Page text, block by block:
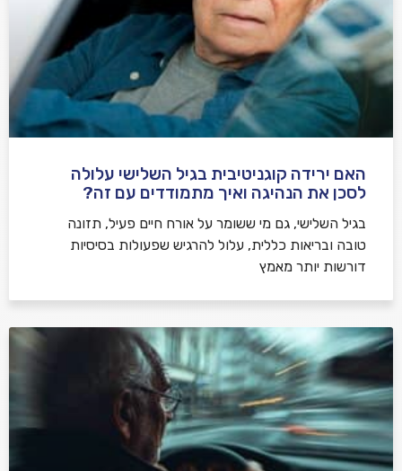
האם ירידה קוגניטיבית בגיל השלישי עלולה
לסכן את הנהיגה ואיך מתמודדים עם זה?
בגיל השלישי, גם מי ששומר על אורח חיים פעיל, תזונה
טובה ובריאות כללית, עלול להרגיש שפעולות בסיסיות
דורשות יותר מאמץ